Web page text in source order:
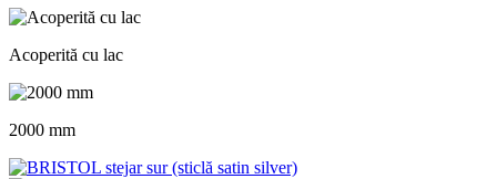
Acoperită cu lac
2000 mm